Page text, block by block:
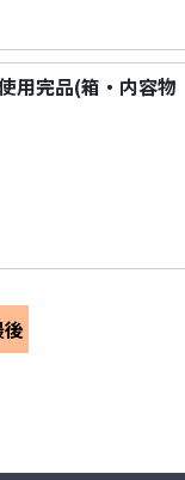
用完品(箱・内容物
後